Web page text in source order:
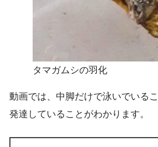
タマガムシの羽化
動画では、中脚だけで泳いでいる
発達していることがわかります。